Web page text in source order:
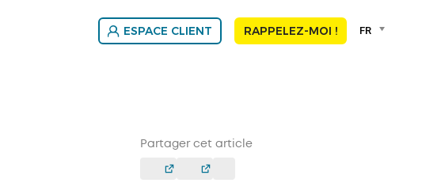
ESPACE CLIENT RAPPELEZ-MOI !
Language
FR
Partager cet article